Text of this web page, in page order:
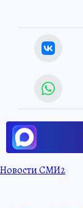
Новости СМИ2